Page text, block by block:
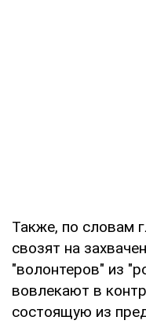
Также, по словам
свозят на
"волонтеров" из
вовлекают в
состоящую из